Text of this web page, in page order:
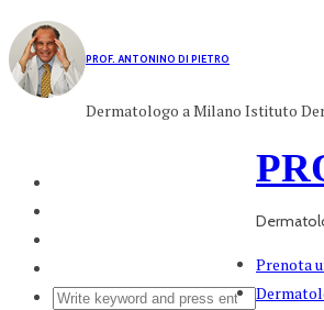
PROF. ANTONINO DI PIETRO
Dermatologo a Milano Istituto
Prenota